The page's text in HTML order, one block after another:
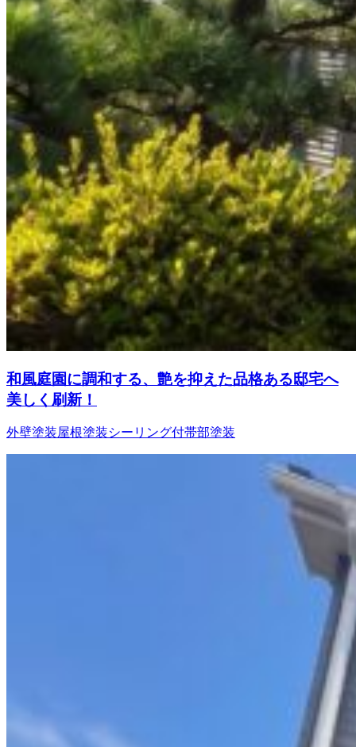
和風庭園に調和する、艶を抑えた品格ある邸宅へ
美しく刷新！
外壁塗装屋根塗装シーリング付帯部塗装